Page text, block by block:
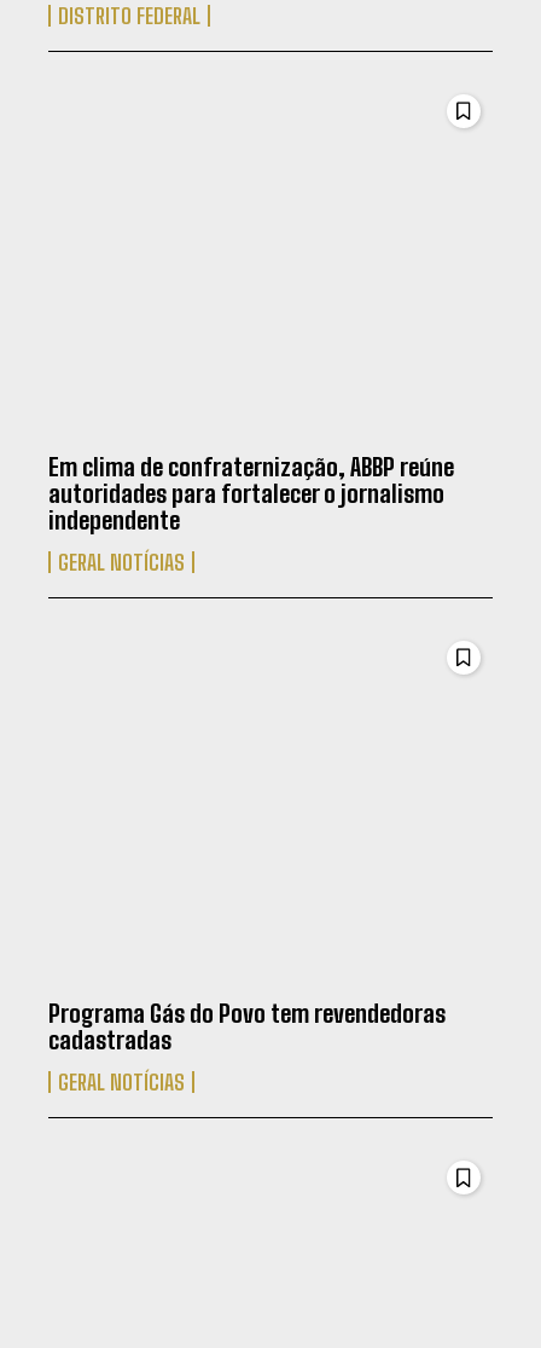
DISTRITO FEDERAL
Em clima de confraternização, ABBP reúne
autoridades para fortalecer o jornalismo
independente
GERAL NOTÍCIAS
Programa Gás do Povo tem revendedoras
cadastradas
GERAL NOTÍCIAS